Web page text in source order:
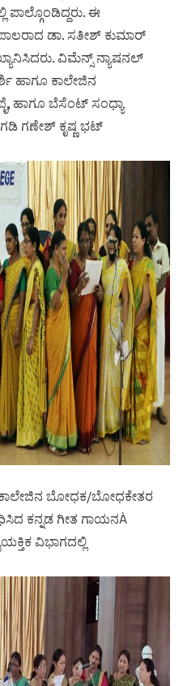
Education
in Commerce
in Food Science and
Centre
ಈ
ಡಾ. ಸತೀಶ್ ಕುಮಾರ್
ವಿಮೆನ್ಸ್ ನ್ಯಾಷನಲ್
ಹಾಗೂ ಕಾಲೇಜಿನ
ಹಾಗೂ ಬೆಸೆಂಟ್ ಸಂಧ್ಯಾ
ಗಣೇಶ್ ಕೃಷ್ಣ ಭಟ್
ಕಾಲೇಜಿನ ಬೋಧಕ/ಬೋಧಕೇತರ
ಕನ್ನಡ ಗೀತ ಗಾಯನÀ
ವಿಭಾಗದಲ್ಲಿ